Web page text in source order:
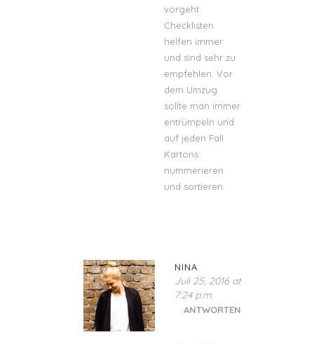
vorgeht.
Checklisten
helfen immer
und sind sehr zu
empfehlen. Vor
dem Umzug
sollte man immer
entrümpeln und
auf jeden Fall
Kartons
nummerieren
und sortieren.
NINA
Juli 25, 2016 at
7:24 p.m.
ANTWORTEN